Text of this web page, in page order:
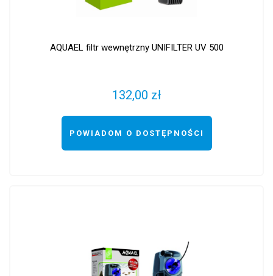
AQUAEL filtr wewnętrzny UNIFILTER UV 500
132,00 zł
POWIADOM O DOSTĘPNOŚCI